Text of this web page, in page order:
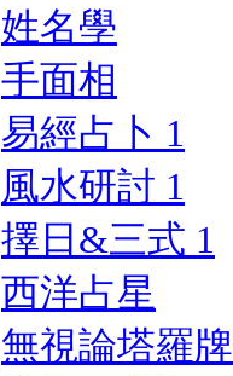
姓名學
手面相
易經占卜 1
風水研討 1
擇日&三式 1
西洋占星
無視論塔羅牌